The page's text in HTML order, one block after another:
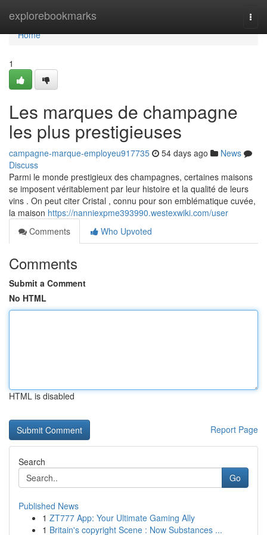
explorebookmarks
Home
Home
1
Les marques de champagne
les plus prestigieuses
campagne-marque-employeu917735 54 days ago
News
Discuss
Parmi le monde prestigieux des champagnes, certaines maisons
se imposent véritablement par leur histoire et la qualité de leurs
vins . On peut citer Cristal , connu pour son emblématique cuvée,
la maison https://nanniexpme393990.westexwiki.com/user
Comments
Who Upvoted
Comments
Submit a Comment
No HTML
HTML is disabled
Report Page
Search
Go
Published News
1 ZT777 App: Your Ultimate Gaming Ally
1 Britain's copyright Scene : Now Substances ...